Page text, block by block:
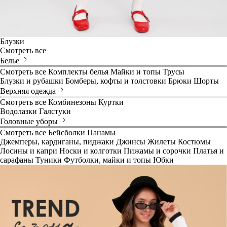
Блузки
Смотреть все
Белье
Смотреть все Комплекты белья Майки и топы Трусы
Блузки и рубашки Бомберы, кофты и толстовки Брюки Шорты
Верхняя одежда
Смотреть все Комбинезоны Куртки
Водолазки Галстуки
Головные уборы
Смотреть все Бейсболки Панамы
Джемперы, кардиганы, пиджаки Джинсы Жилеты Костюмы
Лосины и капри Носки и колготки Пижамы и сорочки Платья и
сарафаны Туники Футболки, майки и топы Юбки